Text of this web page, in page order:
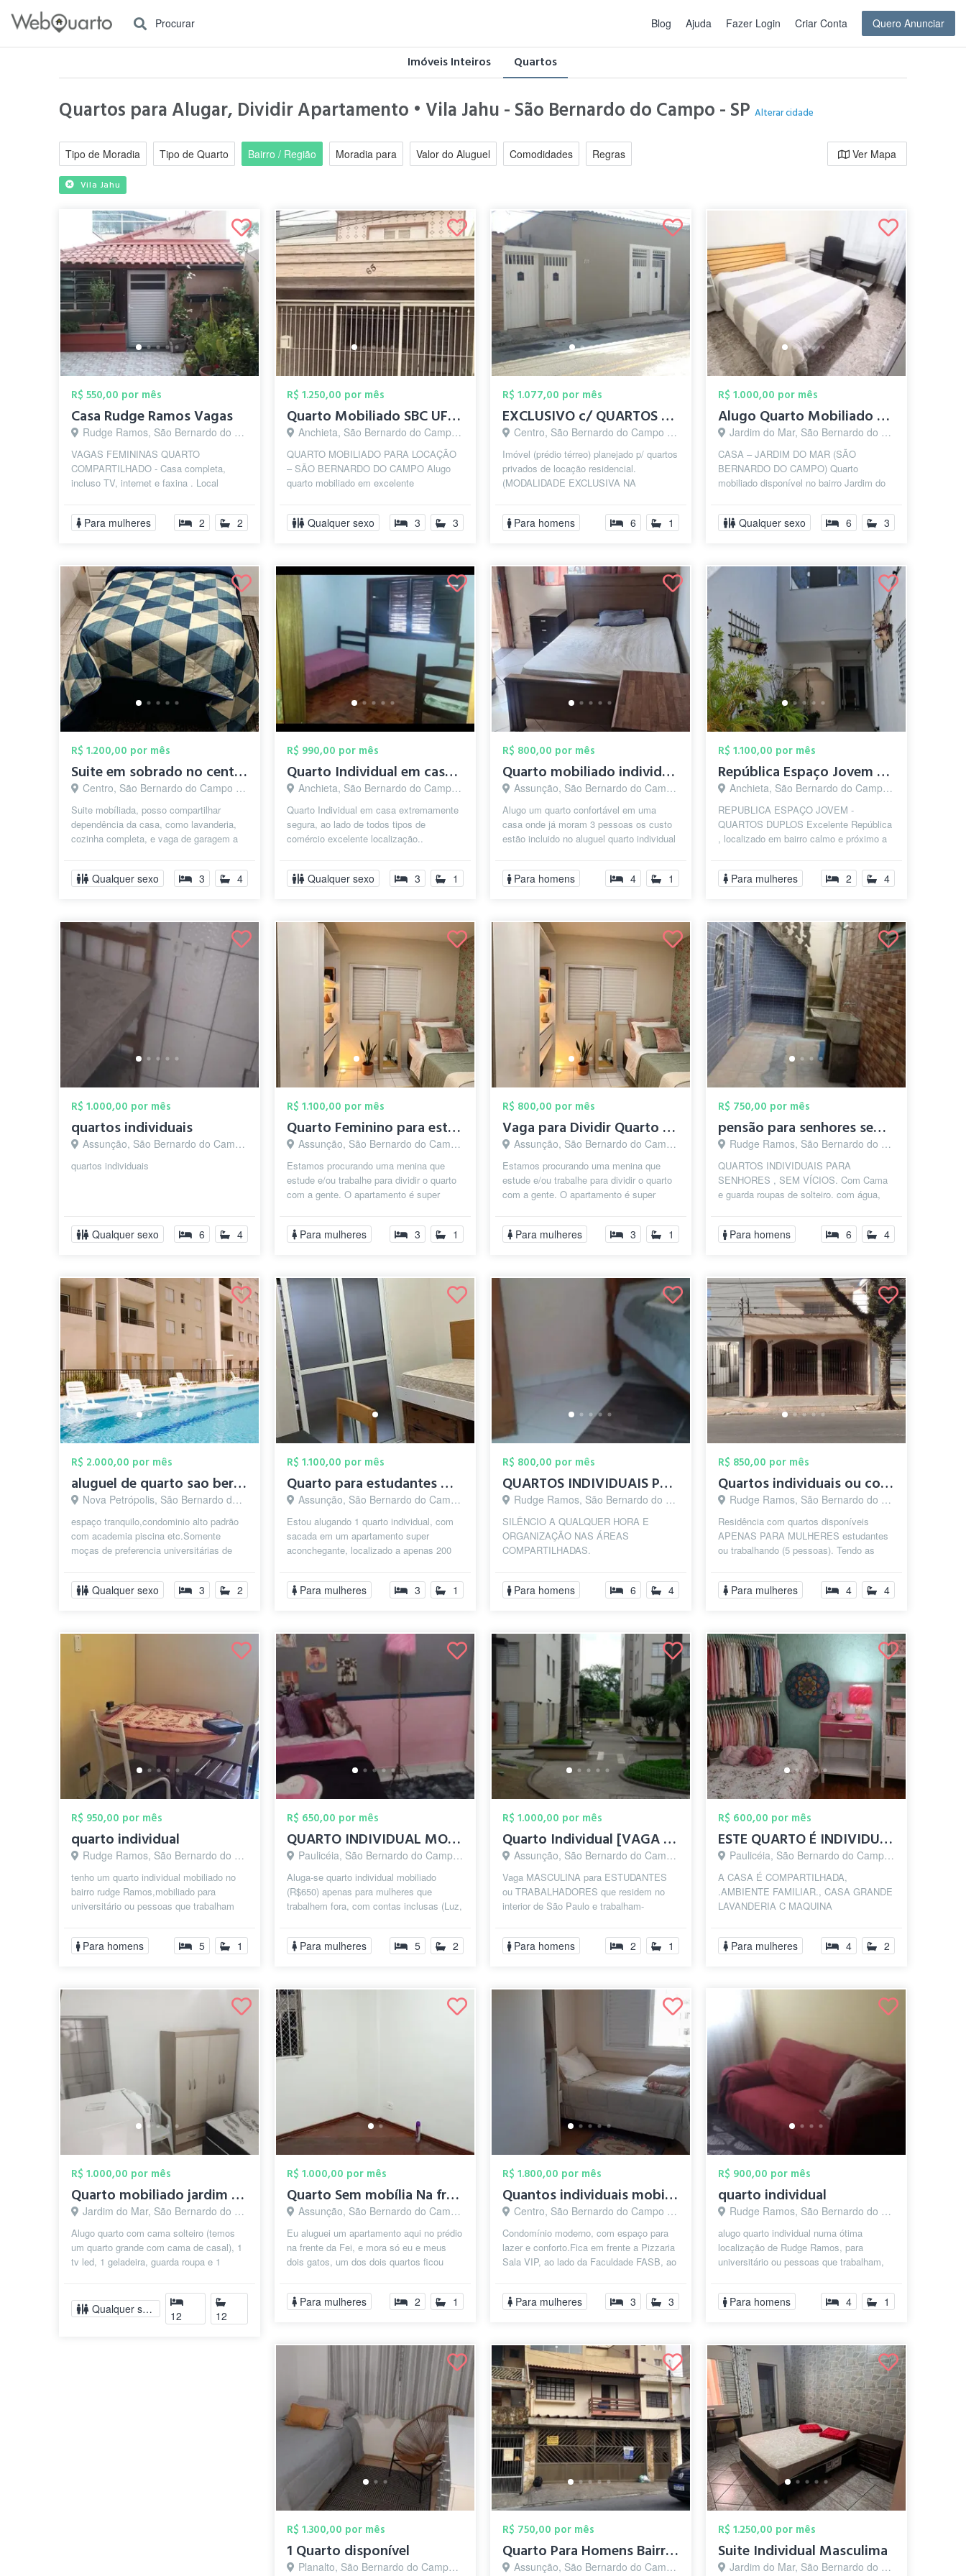
Procurar Blog Ajuda Fazer Login Criar Conta Quero Anunciar
Imóveis Inteiros Quartos
Quartos para Alugar, Dividir Apartamento • Vila Jahu - São Bernardo do Campo - SPAlterar cidade
Tipo de Moradia Tipo de Quarto Bairro / Região Moradia para Valor do Aluguel Comodidades Regras Ver Mapa
Vila Jahu
R$ 550,00 por mês
Casa Rudge Ramos Vagas
Rudge Ramos, São Bernardo do Campo - SP
VAGAS FEMININAS QUARTO
COMPARTILHADO - Casa completa,
incluso TV, internet e faxina . Local
Mauá, Anhanguera ...
Para mulheres 2 2
R$ 1.250,00 por mês
Quarto Mobiliado SBC UFABC Federal J Cop...
Anchieta, São Bernardo do Campo - SP
QUARTO MOBILIADO PARA LOCAÇÃO
– SÃO BERNARDO DO CAMPO Alugo
quarto mobiliado em excelente
metros da Universidade Fe...
Qualquer sexo 3 3
R$ 1.077,00 por mês
EXCLUSIVO c/ QUARTOS PRIVATIVOS p/ HOMEN...
Centro, São Bernardo do Campo - SP
Imóvel (prédio térreo) planejado p/ quartos
privados de locação residencial.
(MODALIDADE EXCLUSIVA NA
quartos com...
Para homens 6 1
R$ 1.000,00 por mês
Alugo Quarto Mobiliado São Bernardo J. d...
Jardim do Mar, São Bernardo do Campo - SP
CASA – JARDIM DO MAR (SÃO
BERNARDO DO CAMPO) Quarto
mobiliado disponível no bairro Jardim do
com fácil acesso às...
Qualquer sexo 6 3
R$ 1.200,00 por mês
Suite em sobrado no centro de Sao Bernar...
Centro, São Bernardo do Campo - SP
Suite mobíliada, posso compartilhar
dependência da casa, como lavanderia,
cozinha completa, e vaga de garagem a
Qualquer sexo 3 4
R$ 990,00 por mês
Quarto Individual em casa Completa e ext...
Anchieta, São Bernardo do Campo - SP
Quarto Individual em casa extremamente
segura, ao lado de todos tipos de
comércio excelente localização..
Bernardo do ...
Qualquer sexo 3 1
R$ 800,00 por mês
Quarto mobiliado individual
Assunção, São Bernardo do Campo - SP
Alugo um quarto confortável em uma
casa onde já moram 3 pessoas os custo
estão incluido no aluguel quarto individual
Para homens 4 1
R$ 1.100,00 por mês
República Espaço Jovem - FEMININA
Anchieta, São Bernardo do Campo - SP
REPUBLICA ESPAÇO JOVEM -
QUARTOS DUPLOS Excelente República
, localizado em bairro calmo e próximo a
Bernard...
Para mulheres 2 4
R$ 1.000,00 por mês
quartos individuais
Assunção, São Bernardo do Campo - SP
quartos individuais
Qualquer sexo 6 4
R$ 1.100,00 por mês
Quarto Feminino para estudantes
Assunção, São Bernardo do Campo - SP
Estamos procurando uma menina que
estude e/ou trabalhe para dividir o quarto
com a gente. O apartamento é super
Para mulheres 3 1
R$ 800,00 por mês
Vaga para Dividir Quarto (Feminino)
Assunção, São Bernardo do Campo - SP
Estamos procurando uma menina que
estude e/ou trabalhe para dividir o quarto
com a gente. O apartamento é super
Para mulheres 3 1
R$ 750,00 por mês
pensão para senhores sem VÍCIOS
Rudge Ramos, São Bernardo do Campo - SP
QUARTOS INDIVIDUAIS PARA
SENHORES , SEM VÍCIOS. Com Cama
e guarda roupas de solteiro. com água,
próximo de feira...
Para homens 6 4
R$ 2.000,00 por mês
aluguel de quarto sao bernardo SP 2000,0...
Nova Petrópolis, São Bernardo do Campo - SP
espaço tranquilo,condominio alto padrão
com academia piscina etc.Somente
moças de preferencia universitárias de
s...
Qualquer sexo 3 2
R$ 1.100,00 por mês
Quarto para estudantes mulheres
Assunção, São Bernardo do Campo - SP
Estou alugando 1 quarto individual, com
sacada em um apartamento super
aconchegante, localizado a apenas 200
t...
Para mulheres 3 1
R$ 800,00 por mês
QUARTOS INDIVIDUAIS PARA SENHORES SEM VÍ...
Rudge Ramos, São Bernardo do Campo - SP
SILÊNCIO A QUALQUER HORA E
ORGANIZAÇÃO NAS ÁREAS
COMPARTILHADAS.
Para homens 6 4
R$ 850,00 por mês
Quartos individuais ou compartilhado par...
Rudge Ramos, São Bernardo do Campo - SP
Residência com quartos disponíveis
APENAS PARA MULHERES estudantes
ou trabalhando (5 pessoas). Tendo as
(2 pes...
Para mulheres 4 4
R$ 950,00 por mês
quarto individual
Rudge Ramos, São Bernardo do Campo - SP
tenho um quarto individual mobiliado no
bairro rudge Ramos,mobiliado para
universitário ou pessoas que trabalham
Para homens 5 1
R$ 650,00 por mês
QUARTO INDIVIDUAL MOBILIADO PARA MULHERE...
Paulicéia, São Bernardo do Campo - SP
Aluga-se quarto individual mobiliado
(R$650) apenas para mulheres que
trabalhem fora, com contas inclusas (Luz,
comp...
Para mulheres 5 2
R$ 1.000,00 por mês
Quarto Individual [VAGA MASCULINA]
Assunção, São Bernardo do Campo - SP
Vaga MASCULINA para ESTUDANTES
ou TRABALHADORES que residem no
interior de São Paulo e trabalham-
durante a semana (se...
Para homens 2 1
R$ 600,00 por mês
ESTE QUARTO É INDIVIDUAL P MOÇAS
Paulicéia, São Bernardo do Campo - SP
A CASA É COMPARTILHADA,
.AMBIENTE FAMILIAR., CASA GRANDE
LAVANDERIA C MAQUINA
c maquina de lavar...tem ...
Para mulheres 4 2
R$ 1.000,00 por mês
Quarto mobiliado jardim do mar - SBC
Jardim do Mar, São Bernardo do Campo - SP
Alugo quarto com cama solteiro (temos
um quarto grande com cama de casal), 1
tv led, 1 geladeira, guarda roupa e 1
Qualquer sexo 12 12
R$ 1.000,00 por mês
Quarto Sem mobília Na frente da Fei
Assunção, São Bernardo do Campo - SP
Eu aluguei um apartamento aqui no prédio
na frente da Fei, e mora só eu e meus
dois gatos, um dos dois quartos ficou
Para mulheres 2 1
R$ 1.800,00 por mês
Quantos individuais mobiliados
Centro, São Bernardo do Campo - SP
Condomínio moderno, com espaço para
lazer e conforto.Fica em frente a Pizzaria
Sala VIP, ao lado da Faculdade FASB, ao
Para mulheres 3 3
R$ 900,00 por mês
quarto individual
Rudge Ramos, São Bernardo do Campo - SP
alugo quarto individual numa ótima
localização de Rudge Ramos, para
universitário ou pessoas que trabalham,
fac...
Para homens 4 1
R$ 1.300,00 por mês
1 Quarto disponível
Planalto, São Bernardo do Campo - SP
R$ 750,00 por mês
Quarto Para Homens Bairro Assunção
Assunção, São Bernardo do Campo - SP
R$ 1.250,00 por mês
Suite Individual Masculima
Jardim do Mar, São Bernardo do Campo - SP